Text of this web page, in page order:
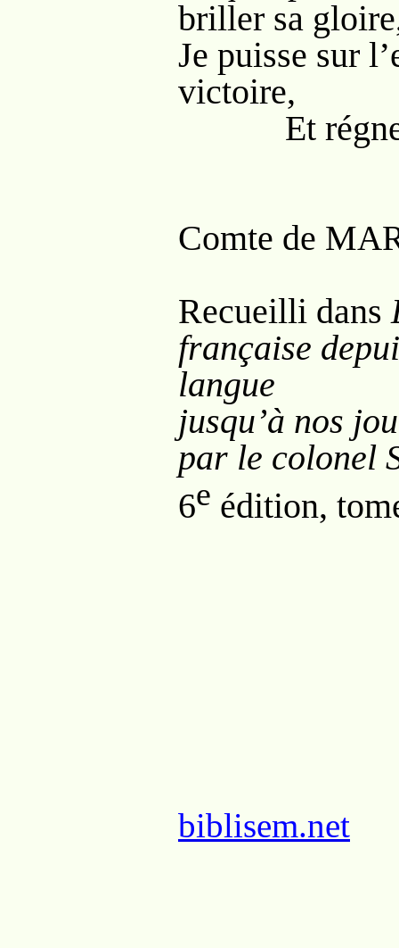
briller sa
Je puisse sur
victoire,
Et régner
Comte de M
Recueilli dans
française
langue
jusqu’à nos
par le colonel
6e édition,
biblisem.net